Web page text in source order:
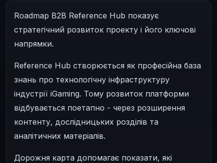
Roadmap B2B Reference Hub показує
стратегічний розвиток проекту і його ключові
напрямки.
Reference Hub створюється як професійна база
знань про технологічну інфраструктуру
індустрії iGaming. Тому розвиток платформи
відбувається поетапно - через розширення
контенту, дослідницьких розділів та
аналітичних матеріалів.
Дорожня карта допомагає показати, які